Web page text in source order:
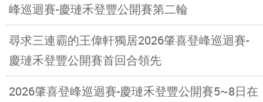
峰巡迴賽-慶璉禾登豐公開賽第二輪
尋求三連霸的王偉軒獨居2026肇喜登峰巡迴賽-
慶璉禾登豐公開賽首回合領先
2026肇喜登峰巡迴賽-慶璉禾登豐公開賽5~8日在